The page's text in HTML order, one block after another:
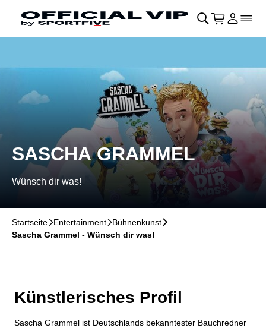
Navigation überspringen􀄫
􀊫 􀍩 Login
􀉩􀌇
SASCHA GRAMMEL
Wünsch dir was!
Startseite􀆊Entertainment􀆊Bühnenkunst􀆊
Sascha Grammel - Wünsch dir was!
Künstlerisches Profil
Sascha Grammel ist Deutschlands bekanntester Bauchredner